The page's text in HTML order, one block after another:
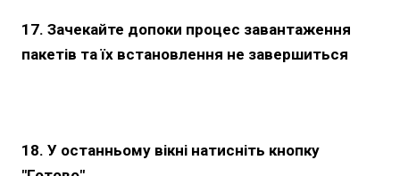
17. Зачекайте допоки процес завантаження
пакетів та їх встановлення не завершиться
18. У останньому вікні натисніть кнопку